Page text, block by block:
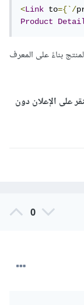
<Link to={`/
Product
بناءً على المعرف
على الإعلان دون
0